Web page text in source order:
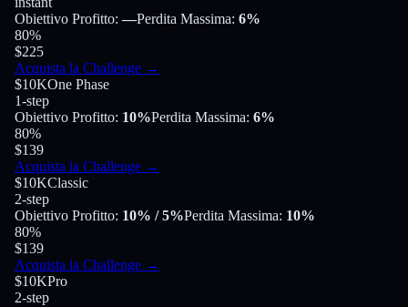
Obiettivo Profitto:—Perdita Massima: 6%
80%
$225
Acquista la Challenge →
$10KOne Phase
1-step
Obiettivo Profitto: 10%Perdita Massima: 6%
80%
$139
Acquista la Challenge →
$10KClassic
2-step
Obiettivo Profitto: 10% / 5%Perdita Massima: 10%
80%
$139
Acquista la Challenge →
$10KPro
2-step